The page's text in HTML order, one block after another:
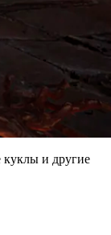
куклы и другие